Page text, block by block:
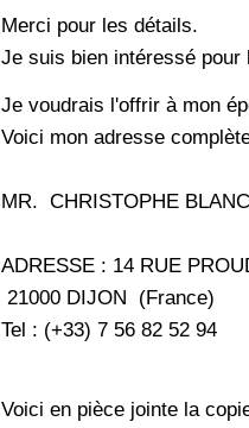
Merci pour les détails.
Je suis bien intéressé pour
Je voudrais l'offrir à mon
Voici mon adresse
MR. CHRISTOPHE
ADRESSE : 14 RUE
21000 DIJON (France)
Tel : (+33) 7 56 82 52 94
Voici en pièce jointe la